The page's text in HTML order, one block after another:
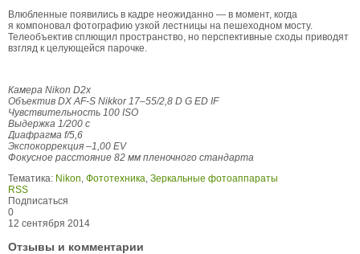
Влюбленные появились в кадре неожиданно — в момент, когда
я компоновал фотографию узкой лестницы на пешеходном мосту.
Телеобъектив сплющил пространство, но перспективные сходы приводят
взгляд к целующейся парочке.
Камера Nikon D2x
Объектив DX AF-S Nikkor 17–55/2,8 D G ED IF
Чувствительность 100 ISO
Выдержка 1/200 с
Диафрагма f/5,6
Экспокоррекция –1,00 EV
Фокусное расстояние 82 мм пленочного стандарта
Тематика: Nikon Фототехника Зеркальные фотоаппараты
RSS
Подписаться
0
12 сентября 2014
Отзывы и комментарии